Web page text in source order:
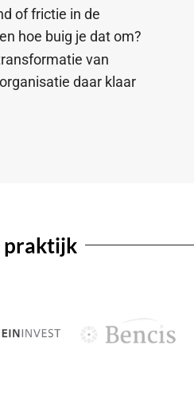
of frictie in de
hoe buig je dat om?
van
daar klaar
praktijk